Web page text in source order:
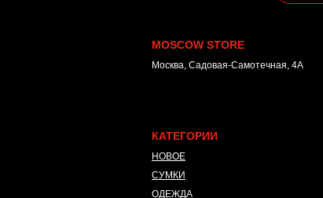
MOSCOW STORE
Москва, Садовая-Самотечная, 4А
КАТЕГОРИИ
НОВОЕ
СУМКИ
ОДЕЖДА